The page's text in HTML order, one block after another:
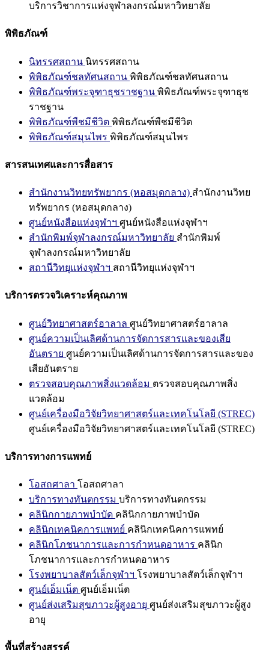
บริการวิชาการแห่งจุฬาลงกรณ์มหาวิทยาลัย
พิพิธภัณฑ์
นิทรรศสถาน นิทรรศสถาน
พิพิธภัณฑ์ชลทัศนสถาน พิพิธภัณฑ์ชลทัศนสถาน
พิพิธภัณฑ์พระจุฑาธุชราชฐาน พิพิธภัณฑ์พระจุฑาธุช
ราชฐาน
พิพิธภัณฑ์พืชมีชีวิต พิพิธภัณฑ์พืชมีชีวิต
พิพิธภัณฑ์สมุนไพร พิพิธภัณฑ์สมุนไพร
สารสนเทศและการสื่อสาร
สำนักงานวิทยทรัพยากร (หอสมุดกลาง) สำนักงานวิทย
ทรัพยากร (หอสมุดกลาง)
ศูนย์หนังสือแห่งจุฬาฯ ศูนย์หนังสือแห่งจุฬาฯ
สำนักพิมพ์จุฬาลงกรณ์มหาวิทยาลัย สำนักพิมพ์
จุฬาลงกรณ์มหาวิทยาลัย
สถานีวิทยุแห่งจุฬาฯ สถานีวิทยุแห่งจุฬาฯ
บริการตรวจวิเคราะห์คุณภาพ
ศูนย์วิทยาศาสตร์ฮาลาล ศูนย์วิทยาศาสตร์ฮาลาล
ศูนย์ความเป็นเลิศด้านการจัดการสารและของเสีย
อันตราย ศูนย์ความเป็นเลิศด้านการจัดการสารและของ
เสียอันตราย
ตรวจสอบคุณภาพสิ่งแวดล้อม ตรวจสอบคุณภาพสิ่ง
แวดล้อม
ศูนย์เครื่องมือวิจัยวิทยาศาสตร์และเทคโนโลยี (STREC)
ศูนย์เครื่องมือวิจัยวิทยาศาสตร์และเทคโนโลยี (STREC)
บริการทางการแพทย์
โอสถศาลา โอสถศาลา
บริการทางทันตกรรม บริการทางทันตกรรม
คลินิกกายภาพบำบัด คลินิกกายภาพบำบัด
คลินิกเทคนิคการแพทย์ คลินิกเทคนิคการแพทย์
คลินิกโภชนาการและการกำหนดอาหาร คลินิก
โภชนาการและการกำหนดอาหาร
โรงพยาบาลสัตว์เล็กจุฬาฯ โรงพยาบาลสัตว์เล็กจุฬาฯ
ศูนย์เอ็มเน็ต ศูนย์เอ็มเน็ต
ศูนย์ส่งเสริมสุขภาวะผู้สูงอายุ ศูนย์ส่งเสริมสุขภาวะผู้สูง
อายุ
พื้นที่สร้างสรรค์